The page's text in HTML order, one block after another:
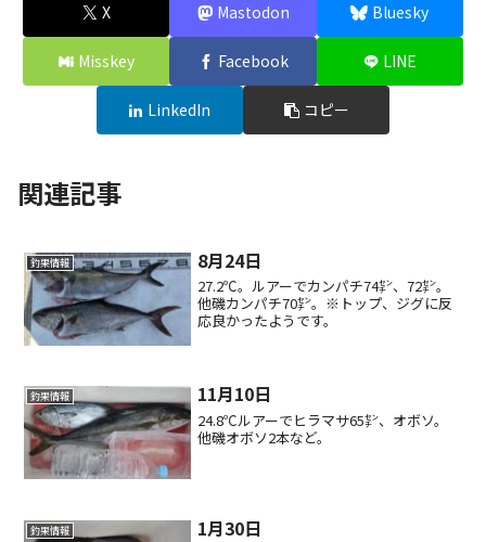
X Mastodon Bluesky
Misskey Facebook LINE
LinkedIn コピー
関連記事
釣果情報 8月24日
27.2℃。ルアーでカンパチ74㌢、72㌢。
他磯カンパチ70㌢。※トップ、ジグに反
応良かったようです。
釣果情報 11月10日
24.8℃ルアーでヒラマサ65㌢、オボソ。
他磯オボソ2本など。
釣果情報 1月30日